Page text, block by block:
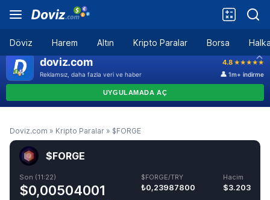
Döviz Harem Altın Kripto Paralar Borsa
Doviz.com » Kripto Paralar » $FORGE
$FORGE
Son (11:22)
$0,00504001
$FORGE/TRY
₺0,23987800
Hacim
$3.203